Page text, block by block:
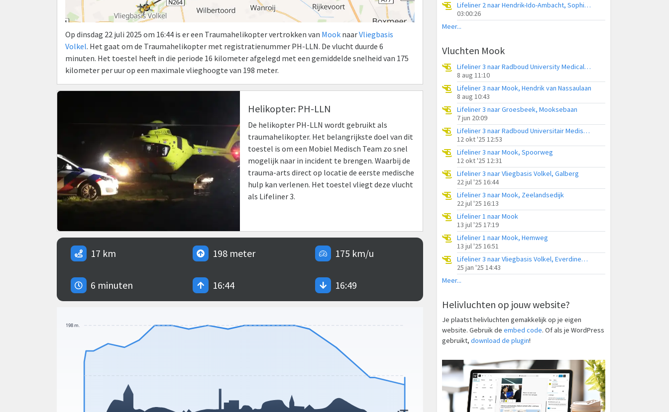
Op dinsdag 22 juli 2025 om 16:44 is er een Traumahelikopter vertrokken van Mook naarVliegbasis
Volkel. Het gaat om de Traumahelikopter met registratienummer PH-LLN. De vlucht duurde 6
minuten. Het toestel heeft in die periode 16 kilometer afgelegd met een gemiddelde snelheid van 175
kilometer per uur op een maximale vlieghoogte van 198 meter.
Helikopter: PH-LLN
De helikopter PH-LLN wordt gebruikt als
traumahelikopter. Het belangrijkste doel van dit
toestel is om een Mobiel Medisch Team zo snel
mogelijk naar in incident te brengen. Waarbij de
trauma-arts direct op locatie de eerste medische
hulp kan verlenen. Het toestel vliegt deze vlucht
als Lifeliner 3.
17 km 198 meter 175 km/u
6 minuten 16:44 16:49
Lifeliner 2 naar Hendrik-Ido-Ambacht, Sophiapark-West
03:00:26
Meer...
Vluchten Mook
Lifeliner 3 naar Radboud University Medical Center Heliport
8 aug 11:10
Lifeliner 3 naar Mook, Hendrik van Nassaulaan
8 aug 10:43
Lifeliner 3 naar Groesbeek, Mooksebaan
7 jun 20:09
Lifeliner 3 naar Radboud Universitair Medisch Centrum, Everdineweerd
12 okt '25 12:53
Lifeliner 3 naar Mook, Spoorweg
12 okt '25 12:31
Lifeliner 3 naar Vliegbasis Volkel, Galberg
22 jul '25 16:44
Lifeliner 3 naar Mook, Zeelandsedijk
22 jul '25 16:13
Lifeliner 1 naar Mook
13 jul '25 17:19
Lifeliner 1 naar Mook, Hemweg
13 jul '25 16:51
Lifeliner 3 naar Vliegbasis Volkel, Everdineweerd
25 jan '25 14:43
Meer...
Helivluchten op jouw website?
Je plaatst helivluchten gemakkelijk op je eigen
website. Gebruik de embed code. Of als je WordPress
gebruikt, download de plugin!